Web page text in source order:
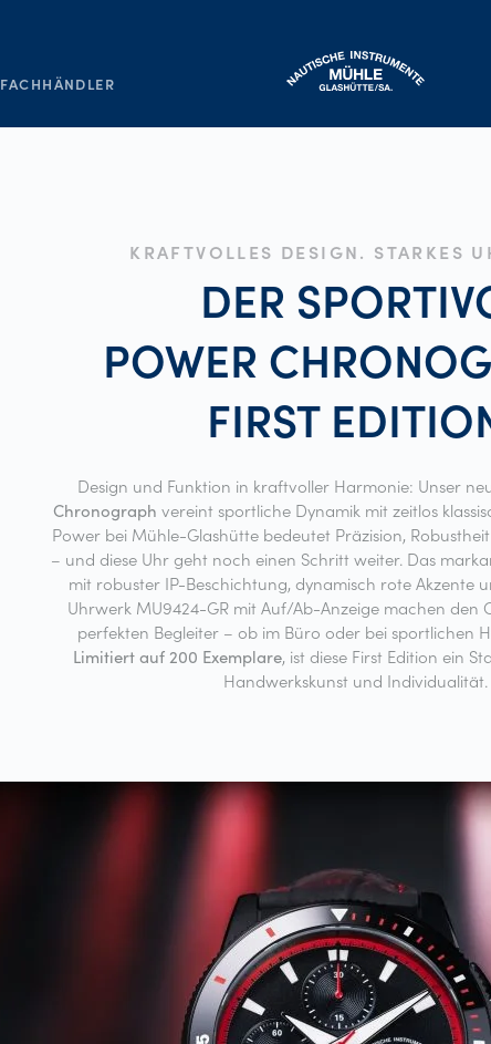
FACHHÄNDLER
KRAFTVOLLES DESIGN. STARKES
DER
POWER
FIRST
Design und Funktion in kraftvoller Harmonie: Unser
Chronograph vereint sportliche Dynamik mit zeitlos
Power bei Mühle-Glashütte bedeutet Präzision,
– und diese Uhr geht noch einen Schritt weiter. Das
mit robuster IP-Beschichtung, dynamisch rote Akzente
Uhrwerk MU9424-GR mit Auf/Ab-Anzeige machen den
perfekten Begleiter – ob im Büro oder bei sportlichen
Limitiert auf 200 Exemplare, ist diese First Edition ein
Handwerkskunst und Individualität.